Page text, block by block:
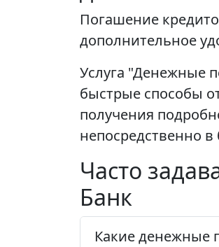
Погашение
дополнительное
Услуга "Денежные
быстрые способы
получения
непосредственно
Часто
Банк
Какие денежные